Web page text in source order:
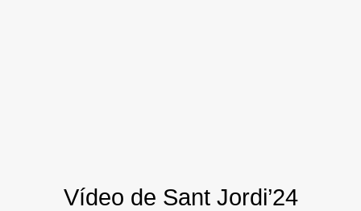
Vídeo de Sant Jordi’24